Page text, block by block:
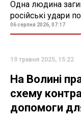
Одна людина
російські удари
06 серпня 2026, 07:17
19 травня 2025, 15:22
На Волині
схему
допомоги